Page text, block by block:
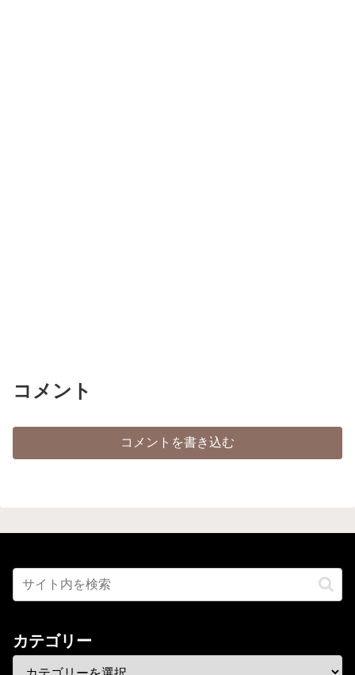
コメント
コメントを書き込む
カテゴリー